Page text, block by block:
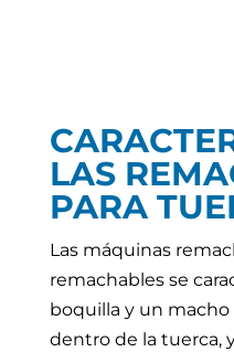
LAS
PARA
Las máquinas
remachables se
boquilla y un
dentro de la tuerca,